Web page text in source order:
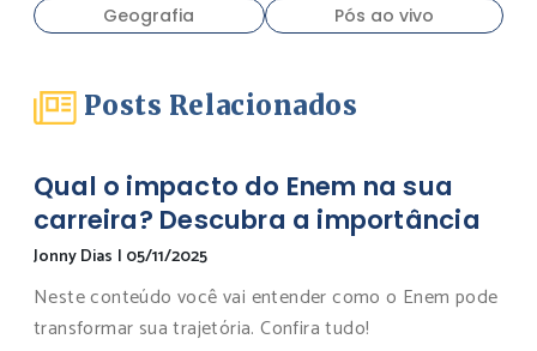
Geografia
Pós ao vivo
Posts Relacionados
Qual o impacto do Enem na sua
carreira? Descubra a importância
Jonny Dias | 05/11/2025
Neste conteúdo você vai entender como o Enem pode
transformar sua trajetória. Confira tudo!